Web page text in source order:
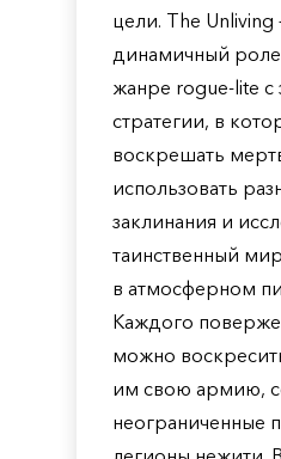
цели. The Unliving
динамичный
жанре rogue-lite с
стратегии, в
воскрешать
использовать
заклинания и
таинственный
в атмосферном
Каждого
можно
им свою армию,
неограниченные